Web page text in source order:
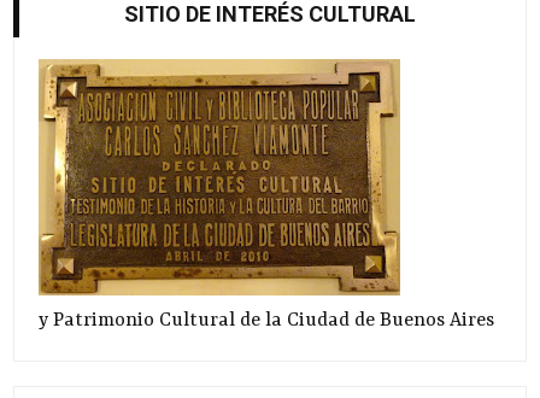
SITIO DE INTERÉS CULTURAL
y Patrimonio Cultural de la Ciudad de Buenos Aires